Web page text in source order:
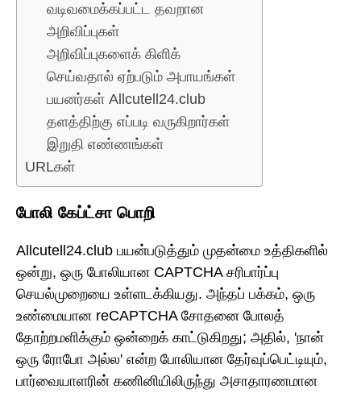
வடிவமைக்கப்பட்ட தவறான
அறிவிப்புகள்
அறிவிப்புகளைக் கிளிக்
செய்வதால் ஏற்படும் அபாயங்கள்
பயனர்கள் Allcutell24.club
தளத்திற்கு எப்படி வருகிறார்கள்
இறுதி எண்ணங்கள்
URLகள்
போலி கேப்ட்சா பொறி
Allcutell24.club பயன்படுத்தும் முதன்மை உத்திகளில்
ஒன்று, ஒரு போலியான CAPTCHA சரிபார்ப்பு
செயல்முறையை உள்ளடக்கியது. அந்தப் பக்கம், ஒரு
உண்மையான reCAPTCHA சோதனை போலத்
தோற்றமளிக்கும் ஒன்றைக் காட்டுகிறது; அதில், 'நான்
ஒரு ரோபோ அல்ல' என்ற போலியான தேர்வுப்பெட்டியும்,
பார்வையாளரின் கணினியிலிருந்து அசாதாரணமான